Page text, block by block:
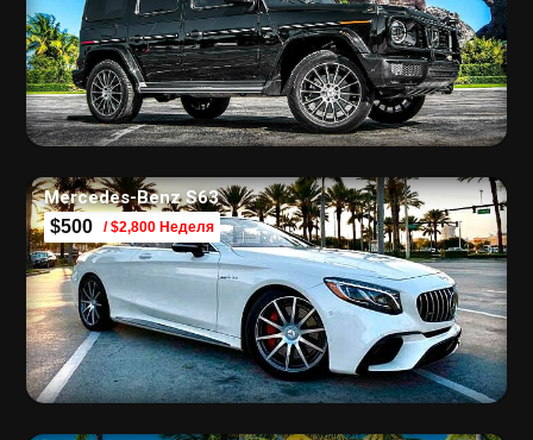
Mercedes-Benz S63
$500 / $2,800 Неделя